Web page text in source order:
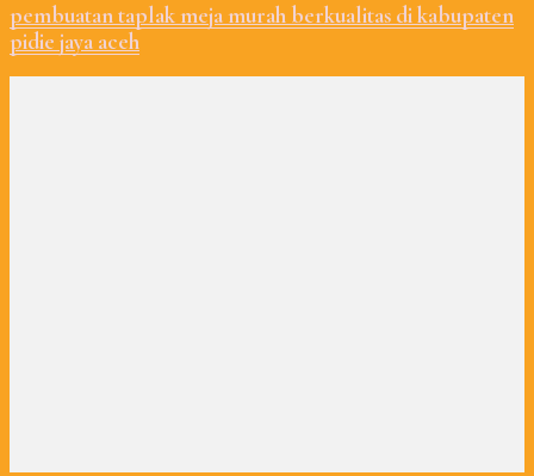
pembuatan taplak meja murah berkualitas di kabupaten
pidie jaya aceh